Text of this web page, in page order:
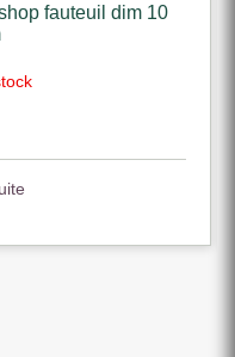
fauteuil dim 10